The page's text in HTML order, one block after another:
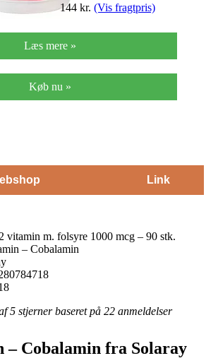
144 kr. (Vis fragtpris)
Læs mere »
Køb nu »
Link
vitamin m. folsyre 1000 mcg – 90 stk.
– Cobalamin
5 stjerner baseret på 22 anmeldelser
– Cobalamin fra Solaray